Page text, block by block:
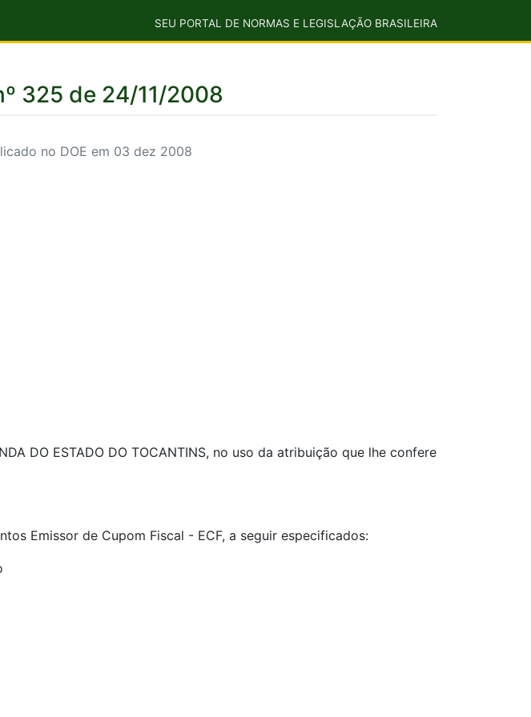
SEU PORTAL DE NORMAS E LEGISLAÇÃO BRASILEIRA
325 de 24/11/2008
no DOE em 03 dez 2008
DO ESTADO DO TOCANTINS, no uso da atribuição que lhe confere
Emissor de Cupom Fiscal - ECF, a seguir especificados: